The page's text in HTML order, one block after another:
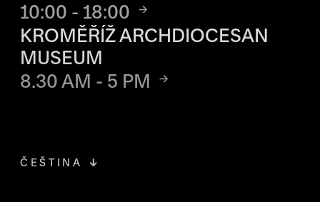
10:00 - 18:00
KROMĚŘÍŽ ARCHDIOCESAN
MUSEUM
8.30 AM - 5 PM
ČEŠTINA